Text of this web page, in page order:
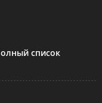
список